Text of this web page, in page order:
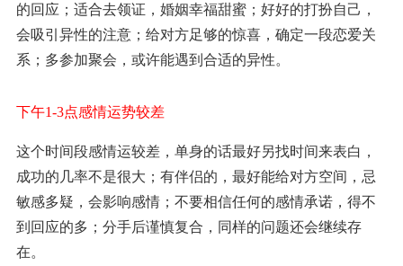
的回应；适合去领证，婚姻幸福甜蜜；好好的打扮自己，
会吸引异性的注意；给对方足够的惊喜，确定一段恋爱关
系；多参加聚会，或许能遇到合适的异性。
下午1-3点感情运势较差
这个时间段感情运较差，单身的话最好另找时间来表白，
成功的几率不是很大；有伴侣的，最好能给对方空间，忌
敏感多疑，会影响感情；不要相信任何的感情承诺，得不
到回应的多；分手后谨慎复合，同样的问题还会继续存
在。